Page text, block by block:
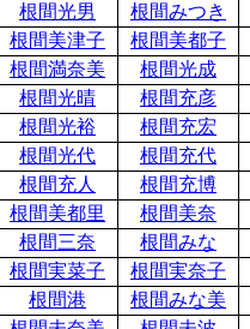
根間光男
根間みつき
根間美津子
根間美都子
根間満奈美
根間光成
根間光晴
根間充彦
根間光裕
根間充宏
根間光代
根間充代
根間充人
根間充博
根間美都里
根間美奈
根間三奈
根間みな
根間実菜子
根間実奈子
根間港
根間みな美